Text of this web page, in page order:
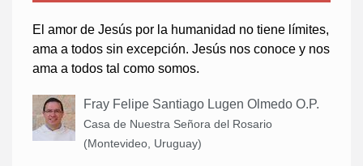
El amor de Jesús por la humanidad no tiene límites,
ama a todos sin excepción. Jesús nos conoce y nos
ama a todos tal como somos.
Fray Felipe Santiago Lugen Olmedo O.P.
Casa de Nuestra Señora del Rosario
(Montevideo, Uruguay)